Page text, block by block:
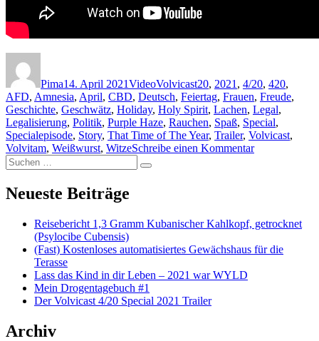
Pima14. April 2021VideoVolvicast20, 2021 , 4/20, 420,
AFD, Amnesia, April, CBD, Deutsch, Feiertag, Frauen, Freude,
Geschichte, Geschwätz, Holiday, Holy Spirit, Lachen, Legal,
Legalisierung, Politik, Purple Haze, Rauchen, Spaß, Special,
Specialepisode, Story, That Time of The Year, Trailer, Volvicast,
Volvitam, Weißwurst, WitzeSchreibe einen Kommentarzu Der
Suchen nach:
Suchen
Neueste Beiträge
Reisebericht 1,3 Gramm Kubanischer Kahlkopf, getrocknet
(Psylocibe Cubensis)
(Fast) Kostenloses automatisiertes Gewächshaus für die
Terasse
Lass das Kind in dir Leben – 2021 war WYLD
Mein Drogentagebuch #1
Der Volvicast 4/20 Special 2021 Trailer
Archiv